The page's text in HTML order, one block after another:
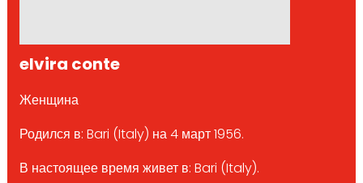
elvira conte
Женщина
Родился в: Bari (Italy) на 4 март 1956.
В настоящее время живет в: Bari (Italy).